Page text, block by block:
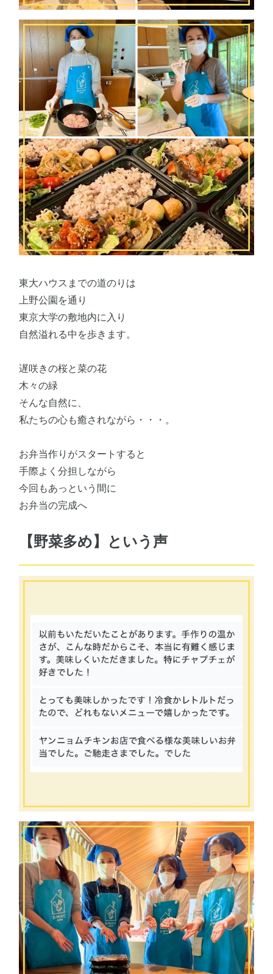
東大ハウスまでの道のりは
上野公園を通り
東京大学の敷地内に入り
自然溢れる中を歩きます。
遅咲きの桜と菜の花
木々の緑
そんな自然に、
私たちの心も癒されながら・・・。
お弁当作りがスタートすると
手際よく分担しながら
今回もあっという間に
お弁当の完成へ
【野菜多め】という声